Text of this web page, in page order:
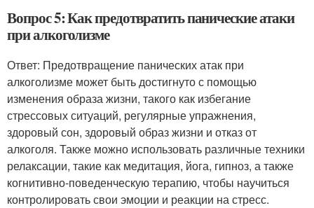
Вопрос 5: Как предотвратить панические атаки
при алкоголизме
Ответ: Предотвращение панических атак при
алкоголизме может быть достигнуто с помощью
изменения образа жизни, такого как избегание
стрессовых ситуаций, регулярные упражнения,
здоровый сон, здоровый образ жизни и отказ от
алкоголя. Также можно использовать различные техники
релаксации, такие как медитация, йога, гипноз, а также
когнитивно-поведенческую терапию, чтобы научиться
контролировать свои эмоции и реакции на стресс.